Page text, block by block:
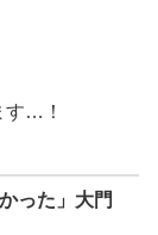
す…！
った」大門